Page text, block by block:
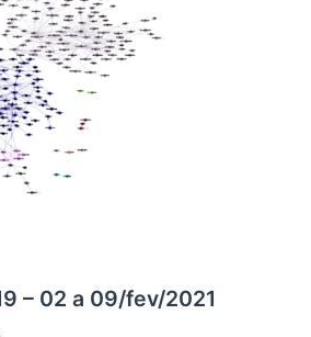
– 02 a 09/fev/2021